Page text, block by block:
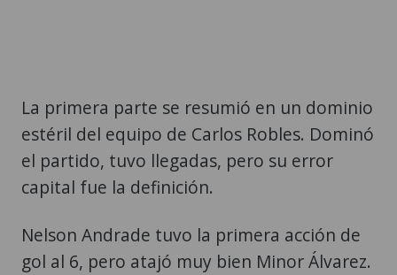
La primera parte se resumió en un dominio
estéril del equipo de Carlos Robles. Dominó
el partido, tuvo llegadas, pero su error
capital fue la definición.
Nelson Andrade tuvo la primera acción de
gol al 6, pero atajó muy bien Minor Álvarez.